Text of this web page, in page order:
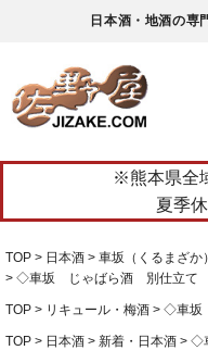
日本酒・地酒の
※熊本県全
夏季
TOP 日本酒
車坂（くるまざ
◇車坂 じゃばら酒 別仕立て
TOP リキュール・梅酒 ◇車坂
TOP 日本酒 新着・日本酒 ◇